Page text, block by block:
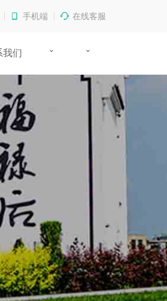
手机端 在线客服
我们